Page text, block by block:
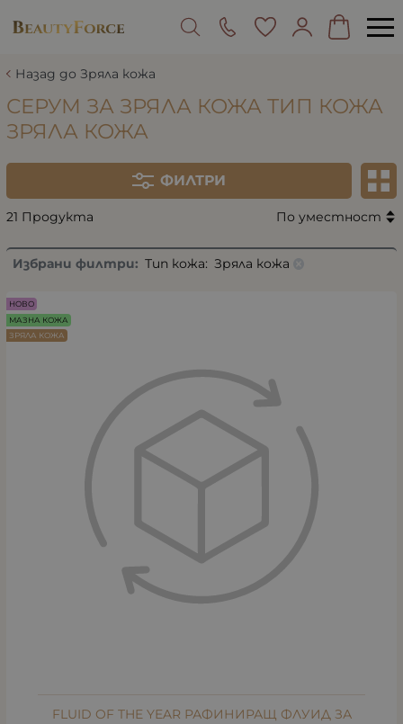
Назад до Зряла кожа
СЕРУМ ЗА ЗРЯЛА КОЖА ТИП КОЖА
ЗРЯЛА КОЖА
ФИЛТРИ
21 Продукта По уместност
Избрани филтри: Тип кожа: Зряла кожа
FLUID OF THE YEAR РАФИНИРАЩ ФЛУИД ЗА
НОВО
МАЗНА КОЖА
ЗРЯЛА КОЖА